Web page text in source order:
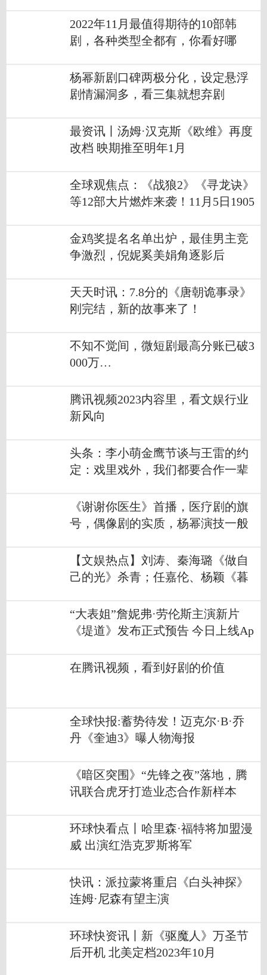
2022年11月最值得期待的10部韩
剧，各种类型全都有，你看好哪
杨幂新剧口碑两极分化，设定悬浮
剧情漏洞多，看三集就想弃剧
最资讯丨汤姆·汉克斯《欧维》再度
改档 映期推至明年1月
全球观焦点：《战狼2》《寻龙诀》
等12部大片燃炸来袭！11月5日1905
金鸡奖提名名单出炉，最佳男主竞
争激烈，倪妮奚美娟角逐影后
天天时讯：7.8分的《唐朝诡事录》
刚完结，新的故事来了！
不知不觉间，微短剧最高分账已破3
000万…
腾讯视频2023内容里，看文娱行业
新风向
头条：李小萌金鹰节谈与王雷的约
定：戏里戏外，我们都要合作一辈
《谢谢你医生》首播，医疗剧的旗
号，偶像剧的实质，杨幂演技一般
【文娱热点】刘涛、秦海璐《做自
己的光》杀青；任嘉伦、杨颖《暮
“大表姐”詹妮弗·劳伦斯主演新片
《堤道》发布正式预告 今日上线Ap
在腾讯视频，看到好剧的价值
全球快报:蓄势待发！迈克尔·B·乔
丹《奎迪3》曝人物海报
《暗区突围》“先锋之夜”落地，腾
讯联合虎牙打造业态合作新样本
环球快看点丨哈里森·福特将加盟漫
威 出演红浩克罗斯将军
快讯：派拉蒙将重启《白头神探》
连姆·尼森有望主演
环球快资讯丨新《驱魔人》万圣节
后开机 北美定档2023年10月